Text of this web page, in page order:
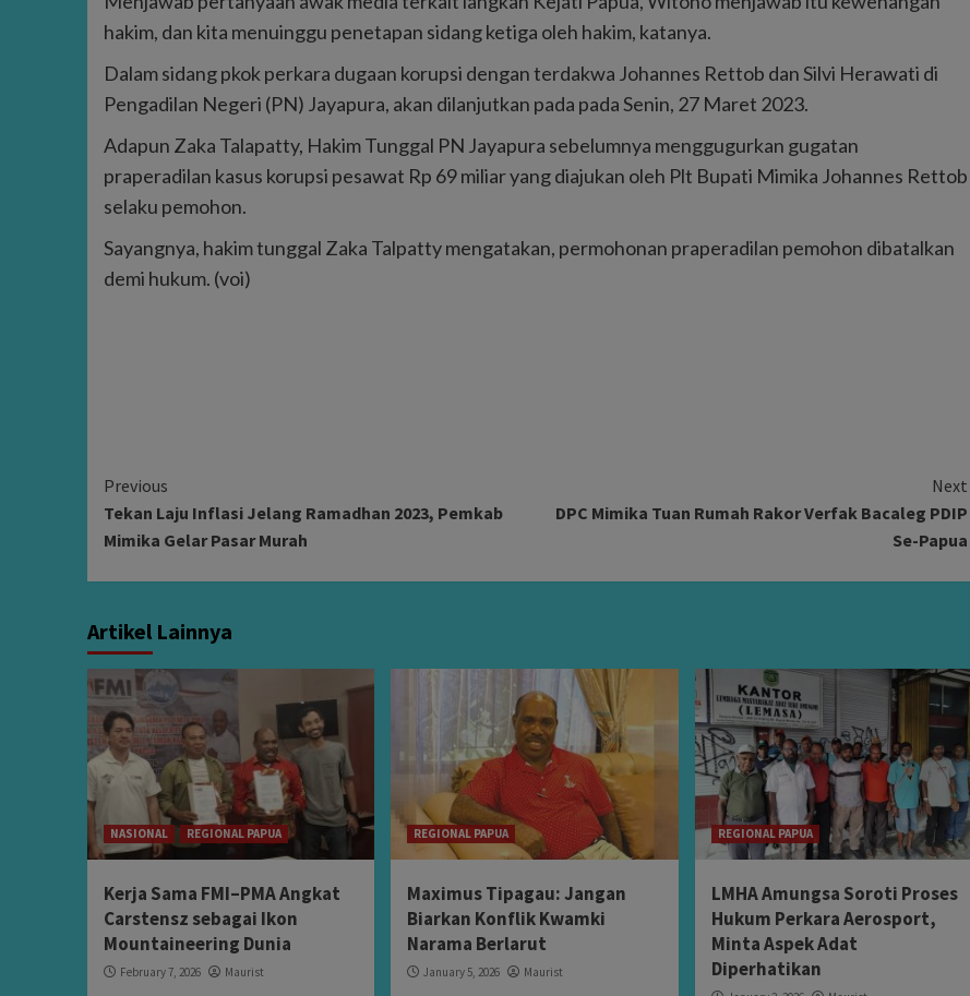
hakim, dan kita menuinggu penetapan sidang ketiga oleh hakim, katanya.
Dalam sidang pkok perkara dugaan korupsi dengan terdakwa Johannes Rettob dan Silvi Herawati di
Pengadilan Negeri (PN) Jayapura, akan dilanjutkan pada pada Senin, 27 Maret 2023.
Adapun Zaka Talapatty, Hakim Tunggal PN Jayapura sebelumnya menggugurkan gugatan
praperadilan kasus korupsi pesawat Rp 69 miliar yang diajukan oleh Plt Bupati Mimika Johannes Rettob
selaku pemohon.
Sayangnya, hakim tunggal Zaka Talpatty mengatakan, permohonan praperadilan pemohon dibatalkan
demi hukum. (voi)
Continue
Reading
Previous
Tekan Laju Inflasi Jelang Ramadhan 2023, Pemkab
Mimika Gelar Pasar Murah
Next
DPC Mimika Tuan Rumah Rakor Verfak Bacaleg PDIP
Se-Papua
Artikel Lainnya
NASIONAL REGIONAL PAPUA
Kerja Sama FMI–PMA Angkat
Carstensz sebagai Ikon
Mountaineering Dunia
February 7, 2026 Maurist
REGIONAL PAPUA
Maximus Tipagau: Jangan
Biarkan Konflik Kwamki
Narama Berlarut
January 5, 2026 Maurist
REGIONAL PAPUA
LMHA Amungsa Soroti Proses
Hukum Perkara Aerosport,
Minta Aspek Adat
Diperhatikan